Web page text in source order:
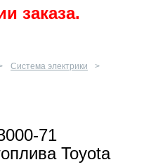
заказа.
Система электрики
71
Toyota